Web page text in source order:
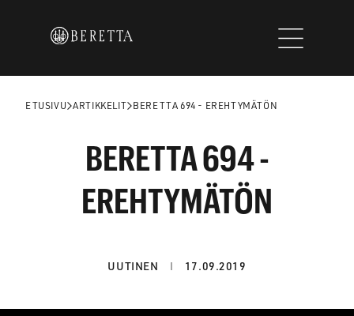
ETUSIVU ARTIKKELIT BERETTA 694 - EREHTYMÄTÖN
BERETTA 694 -
EREHTYMÄTÖN
UUTINEN 17.09.2019